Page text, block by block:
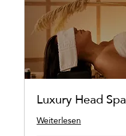
Luxury Head Spa
Weiterlesen